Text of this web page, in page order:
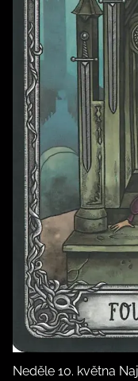
Neděle 10. května